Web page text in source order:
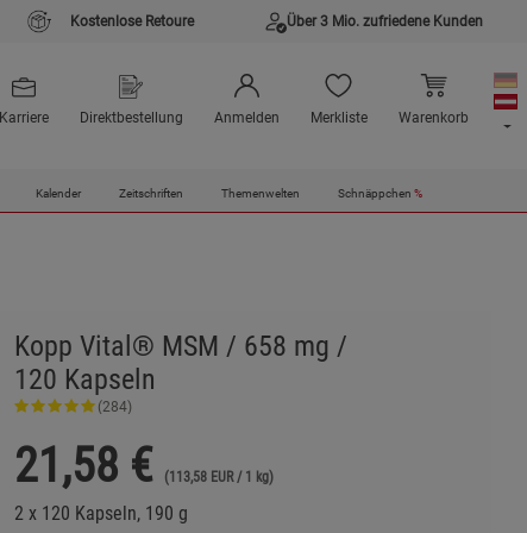
Kostenlose Retoure Über 3 Mio. zufriedene Kunden
Karriere Direktbestellung Anmelden Merkliste Warenkorb
Kalender Zeitschriften Themenwelten Schnäppchen %
Kopp Vital® MSM / 658 mg /
120 Kapseln
(284)
21,58 € (113,58 EUR / 1 kg)
2 x 120 Kapseln, 190 g